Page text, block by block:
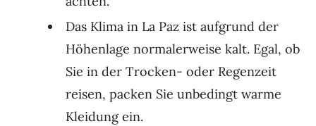
Das Klima in La Paz ist aufgrund der
Höhenlage normalerweise kalt. Egal, ob
Sie in der Trocken- oder Regenzeit
reisen, packen Sie unbedingt warme
Kleidung ein.